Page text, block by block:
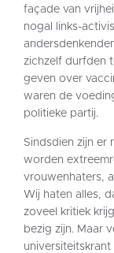
façade van
nogal links-
zichzelf durfden
geven over
waren de
politieke partij.
Sindsdien zijn er
worden
vrouwenhaters,
Wij haten alles,
zoveel kritiek
bezig zijn. Maar